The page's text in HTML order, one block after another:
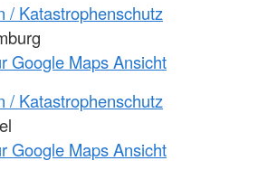
/ Katastrophenschutz
Google Maps Ansicht
/ Katastrophenschutz
Google Maps Ansicht